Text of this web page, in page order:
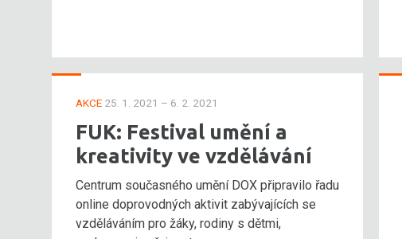
AKCE 25. 1. 2021 – 6. 2. 2021
FUK: Festival umění a
kreativity ve vzdělávání
Centrum současného umění DOX připravilo řadu
online doprovodných aktivit zabývajících se
vzděláváním pro žáky, rodiny s dětmi,